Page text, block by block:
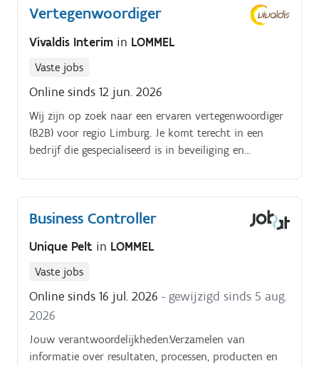
Vertegenwoordiger
Vivaldis Interim in LOMMEL
Vaste jobs
Online sinds 12 jun. 2026
Wij zijn op zoek naar een ervaren vertegenwoordiger
(B2B) voor regio Limburg. Je komt terecht in een
bedrijf die gespecialiseerd is in beveiliging en
Business Controller
Unique Pelt in LOMMEL
Vaste jobs
Online sinds 16 jul. 2026 - gewijzigd sinds 5 aug.
2026
Jouw verantwoordelijkheden:Verzamelen van
informatie over resultaten, processen, producten en